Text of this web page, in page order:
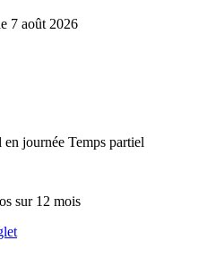
7 août 2026
journée Temps partiel
sur 12 mois